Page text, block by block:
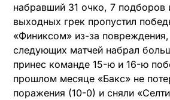
набравший 31 очко, 7 подборов
выходных грек пропустил
«Финиксом» из-за
следующих матчей набрал
принес команде 15-ю и 16-ю
прошлом месяце «Бакс» не
поражения (10-0) и сняли